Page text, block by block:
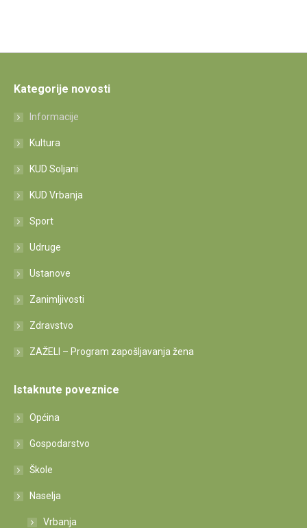
Kategorije novosti
Informacije
Kultura
KUD Soljani
KUD Vrbanja
Sport
Udruge
Ustanove
Zanimljivosti
Zdravstvo
ZAŽELI – Program zapošljavanja žena
Istaknute poveznice
Općina
Gospodarstvo
Škole
Naselja
Vrbanja